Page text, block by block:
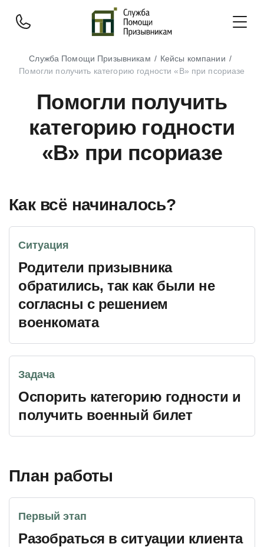
Служба Помощи Призывникам
Кейсы компании
Помогли получить категорию годности «В» при псориазе
Помогли получить
категорию годности
«В» при псориазе
Как всё начиналось?
Ситуация
Родители призывника
обратились, так как были не
согласны с решением
военкомата
Задача
Оспорить категорию годности и
получить военный билет
План работы
Первый этап
Разобраться в ситуации клиента